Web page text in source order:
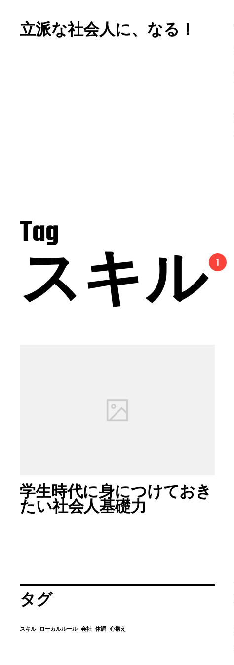
立派な社会人に、なる！
Tag
スキル1
学生時代に身につけておき
たい社会人基礎力
タグ
スキル ローカルルール 会社 体調 心構え